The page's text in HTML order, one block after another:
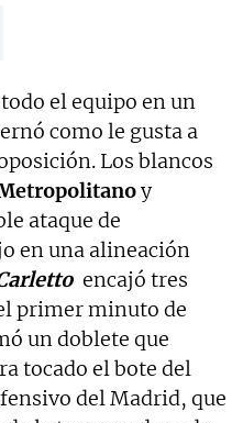
el equipo en un
como le gusta a
Los blancos
y
ataque de
en una alineación
encajó tres
primer minuto de
un doblete que
tocado el bote del
del Madrid, que